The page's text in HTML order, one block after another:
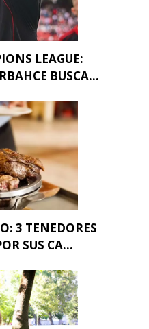
LEAGUE:
BUSCA...
3 TENEDORES
SUS CA...